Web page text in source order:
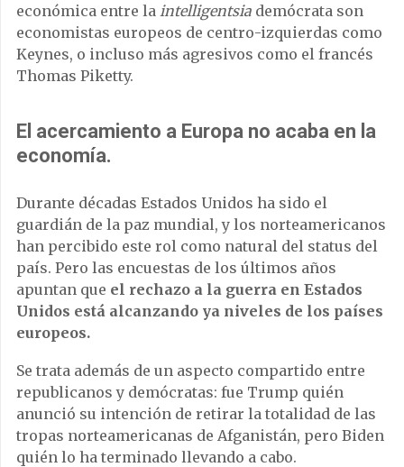
económica entre la intelligentsia demócrata son
economistas europeos de centro-izquierdas como
Keynes, o incluso más agresivos como el francés
Thomas Piketty.
El acercamiento a Europa no acaba en la
economía.
Durante décadas Estados Unidos ha sido el
guardián de la paz mundial, y los norteamericanos
han percibido este rol como natural del status del
país. Pero las encuestas de los últimos años
apuntan que el rechazo a la guerra en Estados
Unidos está alcanzando ya niveles de los países
europeos.
Se trata además de un aspecto compartido entre
republicanos y demócratas: fue Trump quién
anunció su intención de retirar la totalidad de las
tropas norteamericanas de Afganistán, pero Biden
quién lo ha terminado llevando a cabo.